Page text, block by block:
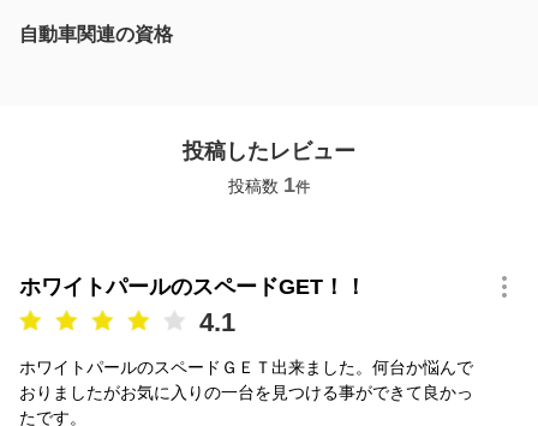
自動車関連の資格
投稿したレビュー
投稿数 1件
ホワイトパールのスペードGET！！
4.1
ホワイトパールのスペードＧＥＴ出来ました。何台か悩んで
おりましたがお気に入りの一台を見つける事ができて良かっ
たです。